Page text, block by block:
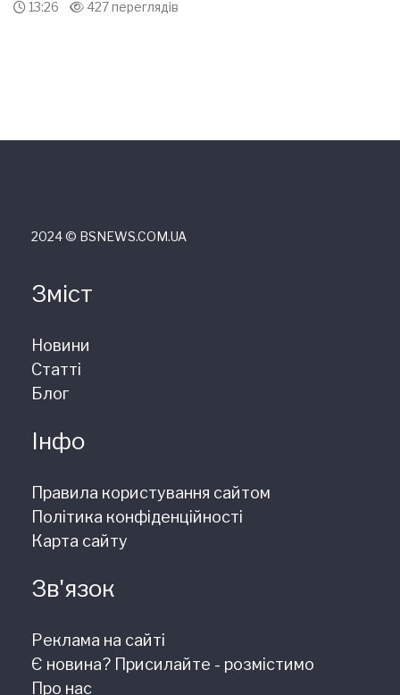
13:26 427 переглядів
2024 © ВSNEWS.COM.UA
Зміст
Новини
Статті
Блог
Інфо
Правила користування сайтом
Політика конфіденційності
Карта сайту
Зв'язок
Реклама на сайті
Є новина? Присилайте - розмістимо
Про нас